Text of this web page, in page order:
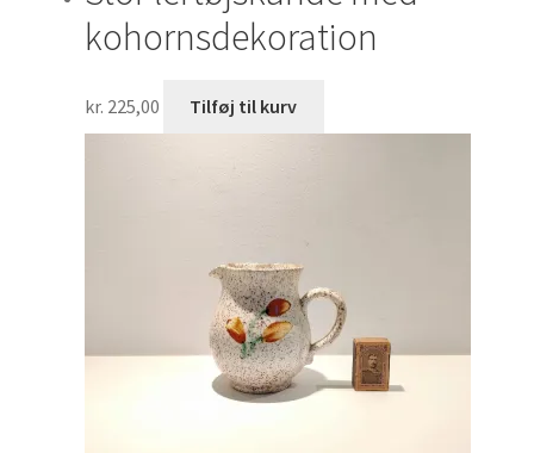
kohornsdekoration
kr. 225,00 Tilføj til kurv